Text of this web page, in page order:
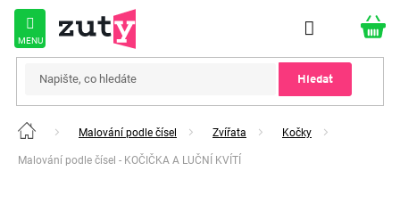
Přejít
obsah
Hledat
Domů Malování podle čísel Zvířata Kočky
Malování podle čísel - KOČIČKA A LUČNÍ KVÍTÍ